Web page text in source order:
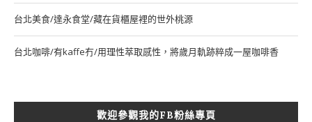
台北美食/達永食堂/藏在貨櫃屋裡的世外桃源
台北咖啡/有kaffe冇/用理性萃取感性，將歲月軌跡粹成一屋咖啡香
歡迎參觀我的FB粉絲專頁